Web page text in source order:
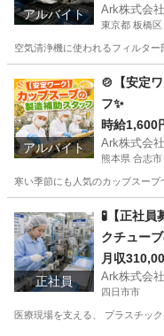
アルバイト Ark株式会社
東京都 板橋区
空気清浄機に使われるフィルタ
工場
アルバイト
🍲【安定
フ✨
時給1,600
Ark株式会社
熊本県 合志市
寒い季節にも人気のカップス
工場 ス
正社員
🧪【正社
クチュー
月収
Ark株式会社
四日市市
医療現場を支える、 プラスチッ